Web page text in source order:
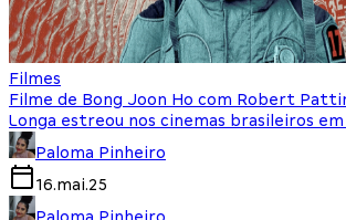
Filmes
Filme de Bong Joon Ho com Robert
Longa estreou nos cinemas brasileiros
Paloma Pinheiro
16.mai.25